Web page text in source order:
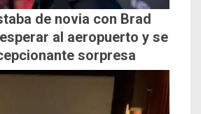
de novia con Brad
al aeropuerto y se
sorpresa